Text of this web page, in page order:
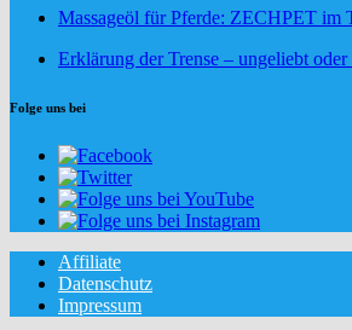
Massageöl für Pferde: ZECHPET im
Erklärung der Trense – ungeliebt oder
Folge uns bei
Affiliate
Datenschutz
Impressum